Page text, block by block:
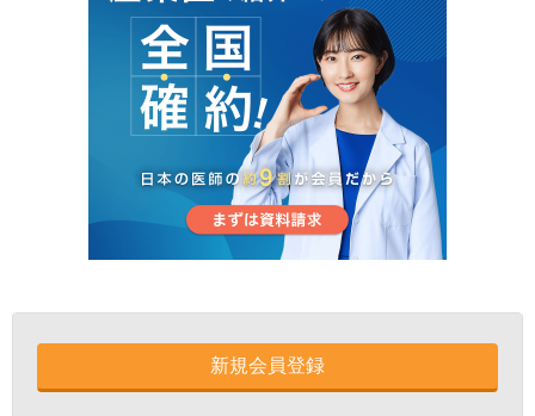
新規会員登録